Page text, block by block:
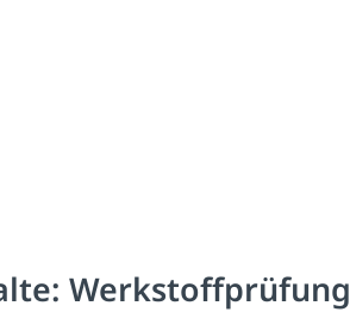
Werkstoffprüfung